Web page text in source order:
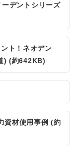
デントシリーズ
ト！ネオデン
) (約642KB)
資材使用事例 (約